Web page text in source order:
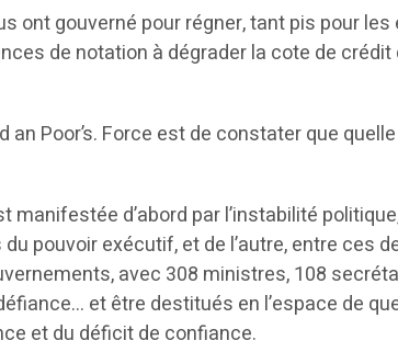
ont gouverné pour régner, tant pis pour
de notation à dégrader la cote de crédit
Poor’s. Force est de constater que
d’abord par l’instabilité
pouvoir exécutif, et de l’autre, entre ces
avec 308 ministres, 108
et être destitués en l’espace de
et du déficit de confiance.